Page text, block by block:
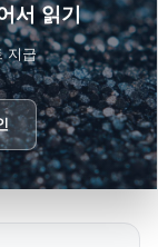
서 읽기
지급